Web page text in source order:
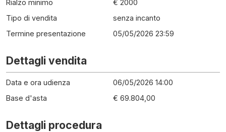
Rialzo minimo
€ 2000
Tipo di vendita
senza incanto
Termine presentazione
05/05/2026 23:59
Dettagli vendita
Data e ora udienza
06/05/2026 14:00
Base d'asta
€ 69.804,00
Dettagli procedura